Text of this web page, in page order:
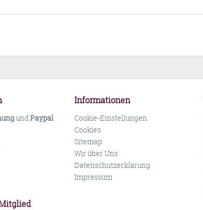
undPaypal
Informationen
Cookie-Einstellungen
Cookies
Sitemap
Wir über Uns
Datenschutzerklärung
Impressum